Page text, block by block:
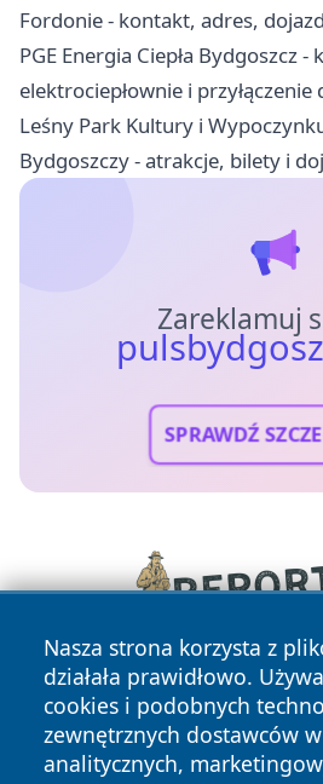
Fordonie - kontakt, adres, dojazd
PGE Energia Ciepła Bydgoszcz -
elektrociepłownie i przyłączenie
Leśny Park Kultury i
Bydgoszczy - atrakcje, bilety i
Zareklamuj
SPRAWDŹ
Nasza strona korzysta z
działała prawidłowo.
cookies i podobnych
zewnętrznych dostawców
analitycznych,